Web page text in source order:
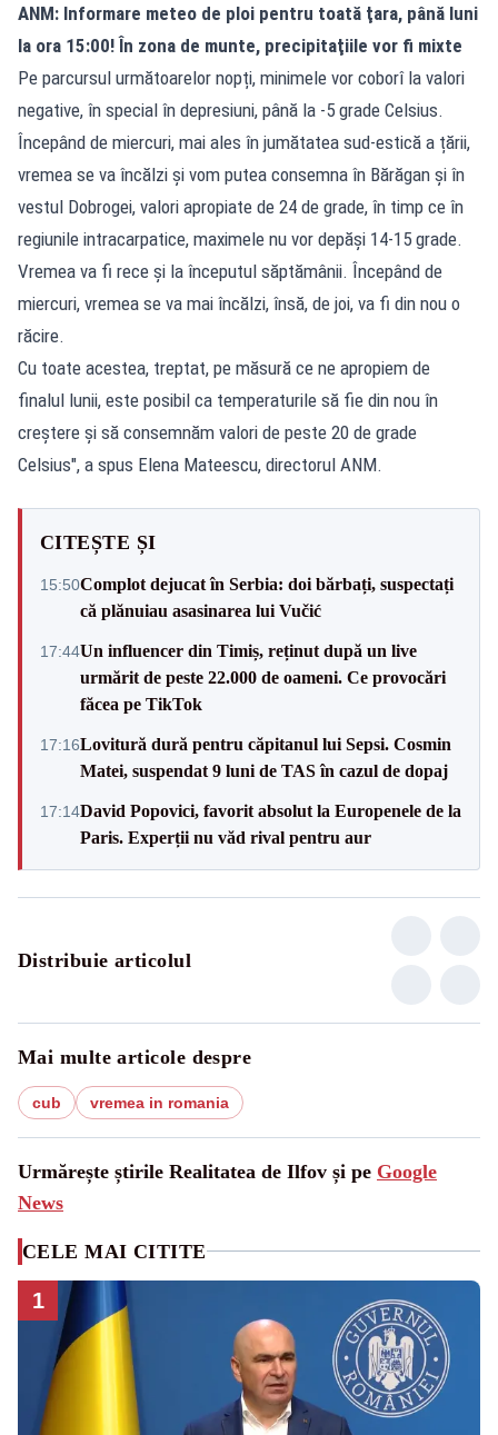
ANM: Informare meteo de ploi pentru toată ţara, până luni
la ora 15:00! În zona de munte, precipitaţiile vor fi mixte
Pe parcursul următoarelor nopți, minimele vor coborî la valori
negative, în special în depresiuni, până la -5 grade Celsius.
Începând de miercuri, mai ales în jumătatea sud-estică a țării,
vremea se va încălzi și vom putea consemna în Bărăgan și în
vestul Dobrogei, valori apropiate de 24 de grade, în timp ce în
regiunile intracarpatice, maximele nu vor depăși 14-15 grade.
Vremea va fi rece și la începutul săptămânii. Începând de
miercuri, vremea se va mai încălzi, însă, de joi, va fi din nou o
răcire.
Cu toate acestea, treptat, pe măsură ce ne apropiem de
finalul lunii, este posibil ca temperaturile să fie din nou în
creștere și să consemnăm valori de peste 20 de grade
Celsius", a spus Elena Mateescu, directorul ANM.
CITEȘTE ȘI
15:50Complot dejucat în Serbia: doi bărbați, suspectați
că plănuiau asasinarea lui Vučić
17:44Un influencer din Timiș, reținut după un live
urmărit de peste 22.000 de oameni. Ce provocări
făcea pe TikTok
17:16Lovitură dură pentru căpitanul lui Sepsi. Cosmin
Matei, suspendat 9 luni de TAS în cazul de dopaj
17:14David Popovici, favorit absolut la Europenele de la
Paris. Experții nu văd rival pentru aur
Distribuie articolul
Mai multe articole despre
cub vremea in romania
Urmărește știrile Realitatea de Ilfov și pe Google
News
CELE MAI CITITE
1